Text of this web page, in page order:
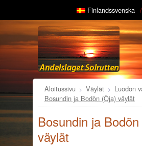
Finlandssvenska
Aloitussivu Väylät
Luodon
Bosundin ja Bodön (Öja) väylät
Bosundin ja
väylät